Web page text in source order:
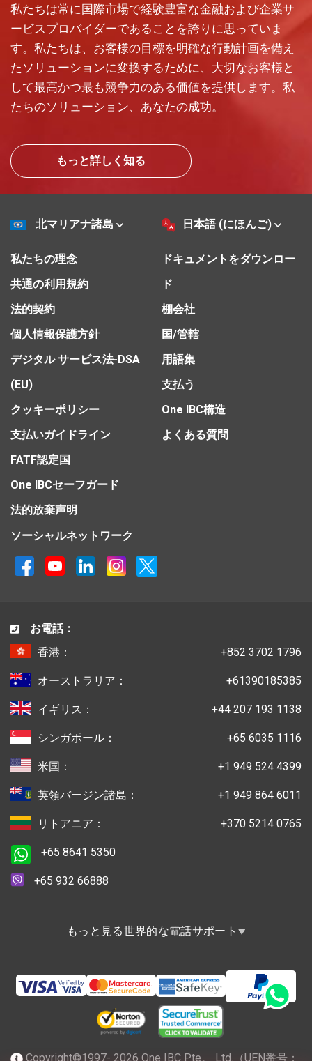
私たちは常に国際市場で経験豊富な金融および企業サ
ービスプロバイダーであることを誇りに思っていま
す。私たちは、お客様の目標を明確な行動計画を備え
たソリューションに変換するために、大切なお客様と
して最高かつ最も競争力のある価値を提供します。私
たちのソリューション、あなたの成功。
もっと詳しく知る
北マリアナ諸島 日本語 (にほんご)
私たちの理念
共通の利用規約
法的契約
個人情報保護方針
デジタル サービス法-DSA
(EU)
クッキーポリシー
支払いガイドライン
FATF認定国
One IBCセーフガード
法的放棄声明
ドキュメントをダウンロー
ド
棚会社
国/管轄
用語集
支払う
One IBC構造
よくある質問
ソーシャルネットワーク
お電話：
香港：
+852 3702 1796
オーストラリア： +61390185385
イギリス： +44 207 193 1138
シンガポール： +65 6035 1116
米国： +1 949 524 4399
英領バージン諸島： +1 949 864 6011
リトアニア： +370 5214 0765
+65 8641 5350
+65 932 66888
もっと見る世界的な電話サポート
Copyright©1997- 2026 One IBC Pte。 Ltd.（UEN番号：